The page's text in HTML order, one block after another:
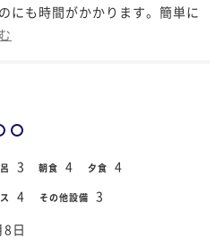
にも時間がかかります。簡単に
3 朝食 4 夕食 4
4 その他設備 3
日